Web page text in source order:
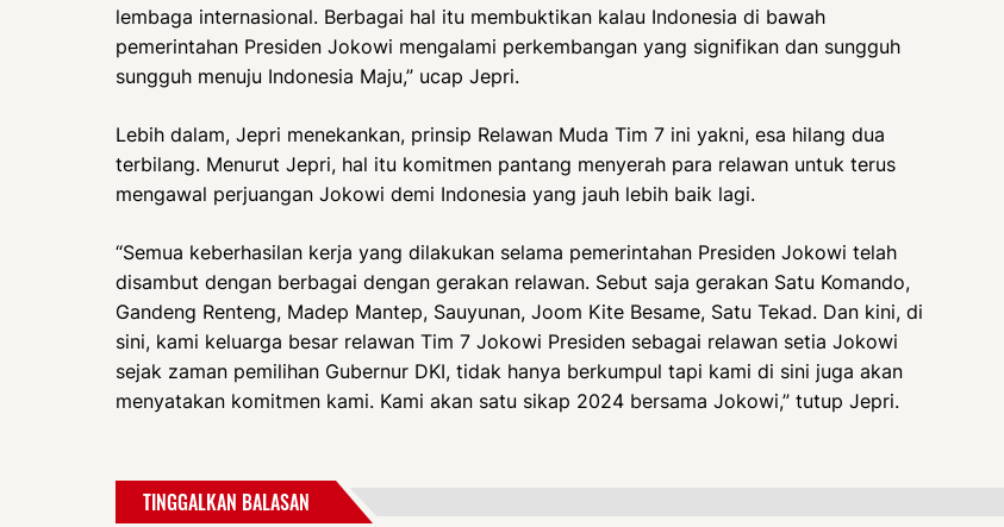
lembaga internasional. Berbagai hal itu membuktikan kalau Indonesia di bawah
pemerintahan Presiden Jokowi mengalami perkembangan yang signifikan dan sungguh
sungguh menuju Indonesia Maju,” ucap Jepri.
Lebih dalam, Jepri menekankan, prinsip Relawan Muda Tim 7 ini yakni, esa hilang dua
terbilang. Menurut Jepri, hal itu komitmen pantang menyerah para relawan untuk terus
mengawal perjuangan Jokowi demi Indonesia yang jauh lebih baik lagi.
“Semua keberhasilan kerja yang dilakukan selama pemerintahan Presiden Jokowi telah
disambut dengan berbagai dengan gerakan relawan. Sebut saja gerakan Satu Komando,
Gandeng Renteng, Madep Mantep, Sauyunan, Joom Kite Besame, Satu Tekad. Dan kini, di
sini, kami keluarga besar relawan Tim 7 Jokowi Presiden sebagai relawan setia Jokowi
sejak zaman pemilihan Gubernur DKI, tidak hanya berkumpul tapi kami di sini juga akan
menyatakan komitmen kami. Kami akan satu sikap 2024 bersama Jokowi,” tutup Jepri.
TINGGALKAN BALASAN